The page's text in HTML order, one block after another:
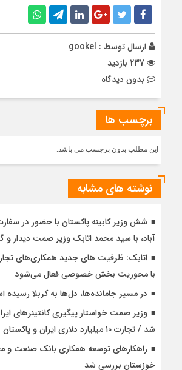
ارسال توسط : gookel
بدون دیدگاه
برچسب ها
این مطلب بدون برچسب می باشد.
نوشته های مشابه
شش وزیر کابینه پاکستان با حضور در
آباد، با سيد محمد اتابك وزير صمت ديدار و
اتابک: ظرفیت های جدید همکاری‌های
با محوریت بخش خصوصی فعال می‌شود
در مسیر جا‌مانده‌ها، دل‌ها به کربلا
وزیر صمت خواستار پیگیری کانتینرهای
شد / تجارت ۱۰ میلیارد دلاری ایران و پاکستان
راهکارهای توسعه همکاری بانک صنعت و
خوزستان بررسی شد